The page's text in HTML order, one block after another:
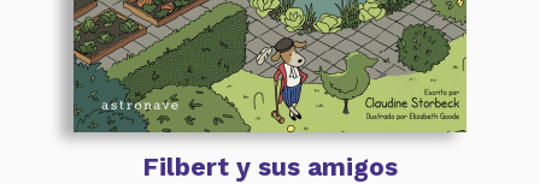
Filbert y sus amigos